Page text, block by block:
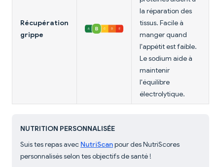
Récupération
grippe
la réparation des
tissus. Facile à
manger quand
l'appétit est faible.
Le sodium aide à
maintenir
l'équilibre
électrolytique.
NUTRITION PERSONNALISÉE
Suis tes repas avec NutriScanpour des NutriScores
personnalisés selon tes objectifs de santé !